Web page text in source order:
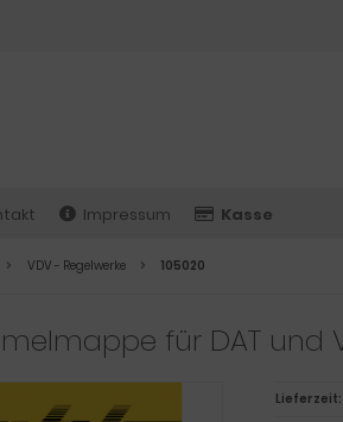
Impressum Kasse
VDV - Regelwerke 105020
für DAT und
Lieferzeit: